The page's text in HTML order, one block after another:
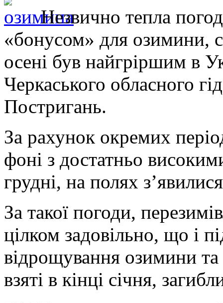
Незвично тепла
«бонусом» для озимини,
осені був найгріршим в
Черкаського обласного
Постригань.
За рахунок окремих
фоні з достатньо
грудні, на полях
За такої погоди,
цілком задовільно, що і
відрощування озимини та
взяті в кінці січня,